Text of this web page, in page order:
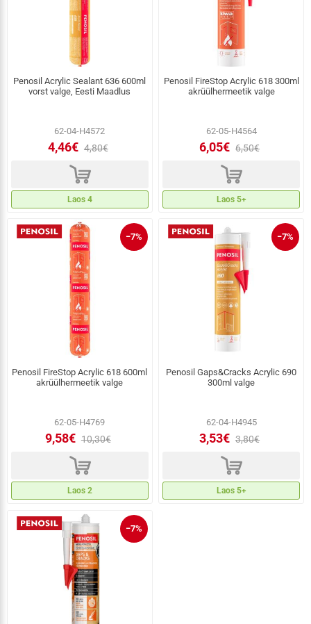
Penosil Acrylic Sealant 636 600ml
vorst valge, Eesti Maadlus
62-04-H4572
4,46€ 4,80€
d
Laos 4
Penosil FireStop Acrylic 618 300ml
akrüülhermeetik valge
62-05-H4564
6,05€ 6,50€
d
Laos 5+
−7%
Penosil FireStop Acrylic 618 600ml
akrüülhermeetik valge
62-05-H4769
9,58€ 10,30€
d
Laos 2
−7%
Penosil Gaps&Cracks Acrylic 690
300ml valge
62-04-H4945
3,53€ 3,80€
d
Laos 5+
−7%